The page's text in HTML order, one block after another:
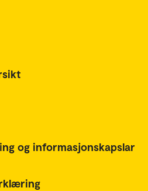
og informasjonskapslar